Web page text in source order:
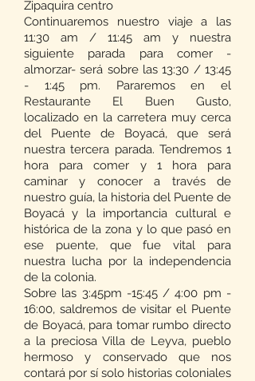
Zipaquira centro
Continuaremos nuestro viaje a las
11:30 am / 11:45 am y nuestra
siguiente parada para comer -
almorzar- será sobre las 13:30 / 13:45
- 1:45 pm. Pararemos en el
Restaurante El Buen Gusto,
localizado en la carretera muy cerca
del Puente de Boyacá, que será
nuestra tercera parada. Tendremos 1
hora para comer y 1 hora para
caminar y conocer a través de
nuestro guía, la historia del Puente de
Boyacá y la importancia cultural e
histórica de la zona y lo que pasó en
ese puente, que fue vital para
nuestra lucha por la independencia
de la colonia.
Sobre las 3:45pm -15:45 / 4:00 pm -
16:00, saldremos de visitar el Puente
de Boyacá, para tomar rumbo directo
a la preciosa Villa de Leyva, pueblo
hermoso y conservado que nos
contará por sí solo historias coloniales